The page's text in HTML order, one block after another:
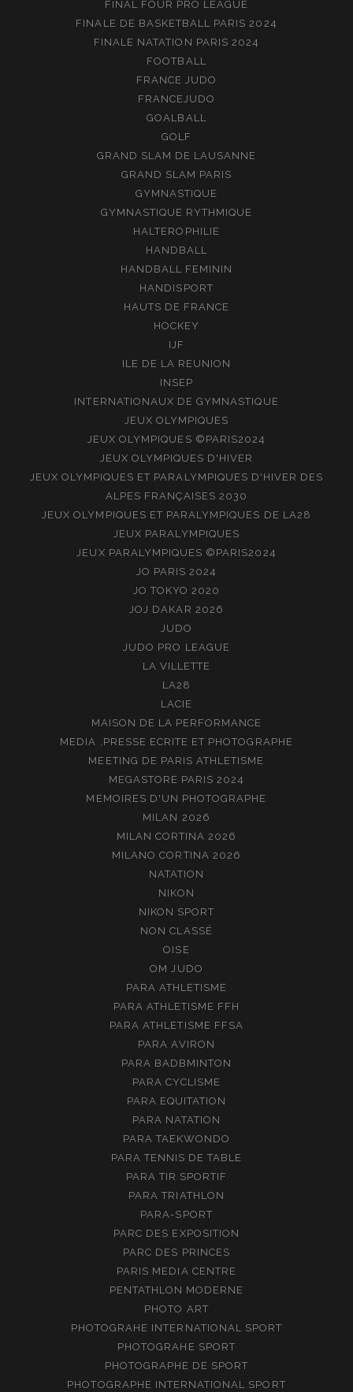
FINAL FOUR PRO LEAGUE
FINALE DE BASKETBALL PARIS 2024
FINALE NATATION PARIS 2024
FOOTBALL
FRANCE JUDO
FRANCEJUDO
GOALBALL
GOLF
GRAND SLAM DE LAUSANNE
GRAND SLAM PARIS
GYMNASTIQUE
GYMNASTIQUE RYTHMIQUE
HALTEROPHILIE
HANDBALL
HANDBALL FEMININ
HANDISPORT
HAUTS DE FRANCE
HOCKEY
IJF
ILE DE LA REUNION
INSEP
INTERNATIONAUX DE GYMNASTIQUE
JEUX OLYMPIQUES
JEUX OLYMPIQUES ©PARIS2024
JEUX OLYMPIQUES D'HIVER
JEUX OLYMPIQUES ET PARALYMPIQUES D'HIVER DES
ALPES FRANÇAISES 2030
JEUX OLYMPIQUES ET PARALYMPIQUES DE LA28
JEUX PARALYMPIQUES
JEUX PARALYMPIQUES ©PARIS2024
JO PARIS 2024
JO TOKYO 2020
JOJ DAKAR 2026
JUDO
JUDO PRO LEAGUE
LA VILLETTE
LA28
LACIE
MAISON DE LA PERFORMANCE
MEDIA ,PRESSE ECRITE ET PHOTOGRAPHE
MEETING DE PARIS ATHLETISME
MEGASTORE PARIS 2024
MEMOIRES D'UN PHOTOGRAPHE
MILAN 2026
MILAN CORTINA 2026
MILANO CORTINA 2026
NATATION
NIKON
NIKON SPORT
NON CLASSÉ
OISE
OM JUDO
PARA ATHLETISME
PARA ATHLETISME FFH
PARA ATHLETISME FFSA
PARA AVIRON
PARA BADBMINTON
PARA CYCLISME
PARA EQUITATION
PARA NATATION
PARA TAEKWONDO
PARA TENNIS DE TABLE
PARA TIR SPORTIF
PARA TRIATHLON
PARA-SPORT
PARC DES EXPOSITION
PARC DES PRINCES
PARIS MEDIA CENTRE
PENTATHLON MODERNE
PHOTO ART
PHOTOGRAHE INTERNATIONAL SPORT
PHOTOGRAHE SPORT
PHOTOGRAPHE DE SPORT
PHOTOGRAPHE INTERNATIONAL SPORT